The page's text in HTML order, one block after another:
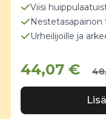
Viisi
Nestetasapainon
Urheilijoille ja
44,07€